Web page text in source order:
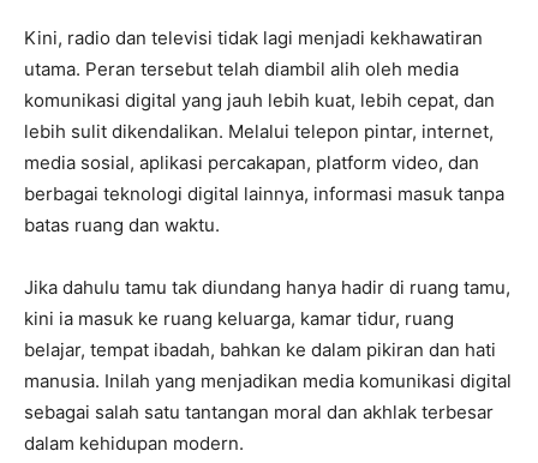
Kini, radio dan televisi tidak lagi menjadi kekhawatiran
utama. Peran tersebut telah diambil alih oleh media
komunikasi digital yang jauh lebih kuat, lebih cepat, dan
lebih sulit dikendalikan. Melalui telepon pintar, internet,
media sosial, aplikasi percakapan, platform video, dan
berbagai teknologi digital lainnya, informasi masuk tanpa
batas ruang dan waktu.
Jika dahulu tamu tak diundang hanya hadir di ruang tamu,
kini ia masuk ke ruang keluarga, kamar tidur, ruang
belajar, tempat ibadah, bahkan ke dalam pikiran dan hati
manusia. Inilah yang menjadikan media komunikasi digital
sebagai salah satu tantangan moral dan akhlak terbesar
dalam kehidupan modern.